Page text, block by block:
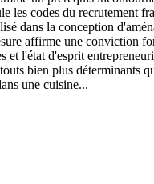
les codes du recrutement
dans la conception
affirme une conviction
et l'état d'esprit
bien plus déterminants
une cuisine...